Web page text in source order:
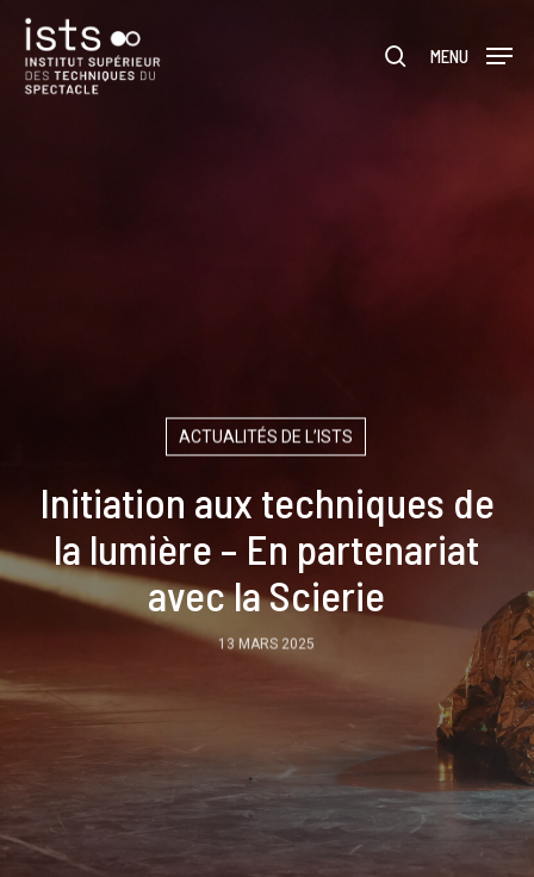
main
content
rechercher
MENU
ACTUALITÉS DE L’ISTS
Initiation aux techniques de
la lumière – En partenariat
avec la Scierie
13 MARS 2025